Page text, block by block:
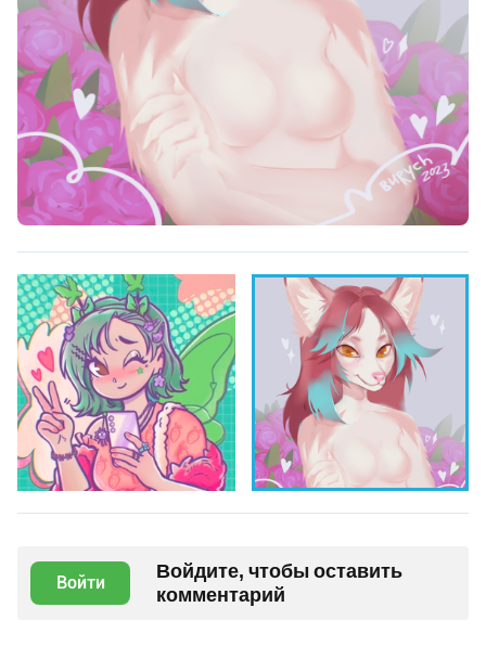
Войти
Войдите, чтобы оставить
комментарий